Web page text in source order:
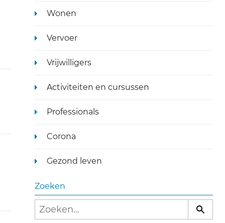
Wonen
Vervoer
Vrijwilligers
Activiteiten en cursussen
Professionals
Corona
Gezond leven
Zoeken